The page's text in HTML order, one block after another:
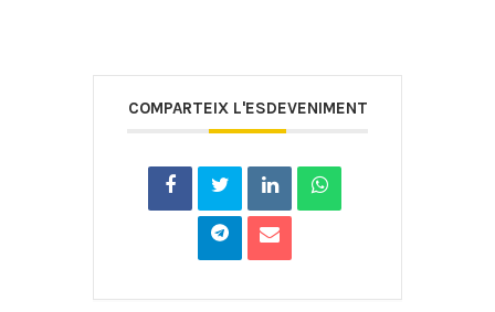
COMPARTEIX L'ESDEVENIMENT